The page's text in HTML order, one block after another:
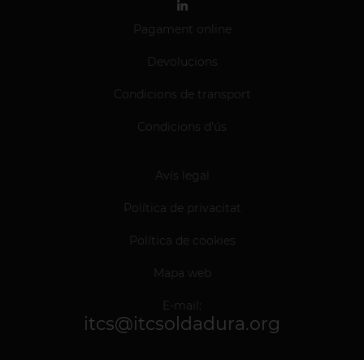
Pagament online
Devolucions
Condicions de transport
Condicions d'ús
Avís legal
Política de privacitat
Política de cookies
Mapa web
E-mail:
itcs@itcsoldadura.org